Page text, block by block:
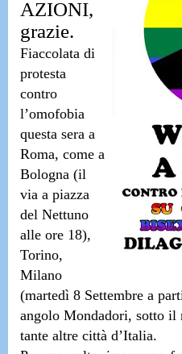
AZIONI,
grazie.
Fiaccolata di
protesta
contro
l’omofobia
questa sera a
Roma, come a
Bologna (il
via a piazza
del Nettuno
alle ore 18),
Torino,
Milano
(martedì 8 Settembre a
angolo Mondadori, sotto il
tante altre città d’Italia.